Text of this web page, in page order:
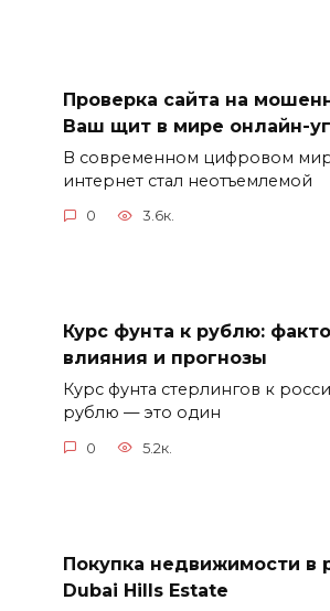
Проверка сайта на
Ваш щит в мире онлайн-
В современном цифровом
интернет стал неотъемлемой
0 3.6к.
Курс фунта к рублю:
влияния и прогнозы
Курс фунта стерлингов к
рублю — это один
0 5.2к.
Покупка недвижимости в
Dubai Hills Estate